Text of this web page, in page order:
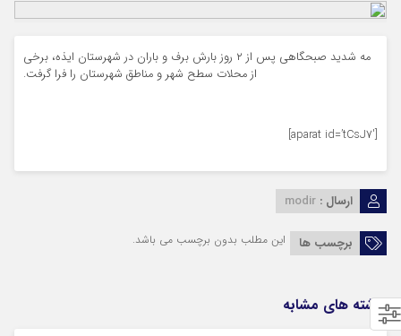
مه شدید صبحگاهی پس از ۲ روز بارش برف و باران در شهرستان ایذه، برخی
از محلات سطح شهر و مناطق شهرستان را فرا گرفت.
[aparat id=’tCsJ7′]
ارسال : modir
برچسب ها این مطلب بدون برچسب می باشد.
نوشته های مشابه